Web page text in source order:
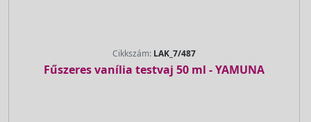
Cikkszám: LAK_7/487
Fűszeres vanília testvaj 50 ml - YAMUNA